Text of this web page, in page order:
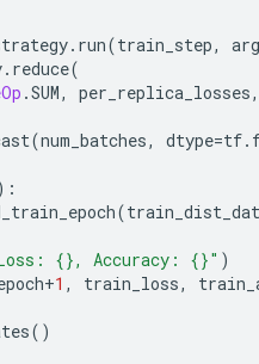
. run(train_step,
. reduce(
.SUM, per_replica_losses,
(num_batches, dtype=tf.
(
{}, Accuracy: {}" )
+1 , train_loss,
()